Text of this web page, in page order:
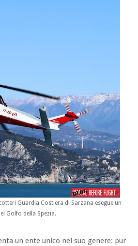
Guardia Costiera di Sarzana esegue un
Golfo della Spezia.
un ente unico nel suo genere: pur